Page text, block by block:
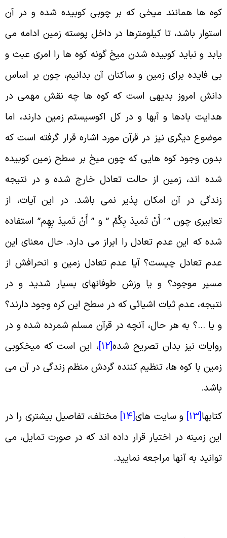
ها همانند میخی که بر چوبی کوبیده شده و در آن
باشد، تا کیلومترها در داخل پوسته زمین ادامه می
و نباید کوبیده شدن میخ گونه کوه ها را امری عبث و
فایده برای زمین و ساکنان آن بدانیم، چون بر اساس
امروز بدیهی است که کوه ها چه نقش مهمی در
بادها و آبها و در کل اکوسیستم زمین دارند، اما
دیگری نیز در قرآن مورد اشاره قرار گرفته است که
وجود کوه هایی که چون میخ بر سطح زمین کوبیده
اند، زمین از حالت تعادل خارج شده و در نتیجه
در آن امکان پذیر نمی باشد. در این آیات، از
چون” َ أَنْ تَمیدَ بِکُمْ ” و ” أَنْ تَمیدَ بِهِم‏” استفاده
که این عدم تعادل را ابراز می دارد. حال معنای این
تعادل چیست؟ آیا عدم تعادل زمین و انحرافش از
موجود؟ و یا وزش طوفانهای بسیار شدید و در
عدم ثبات اشیائی که در سطح این کره وجود دارند؟
یا …؟ به هر حال، آنچه در قرآن مسلم شمرده شده و در
نیز بدان تصریح شده[12]
، این است که میخکوبی
با کوه ها، تنظیم کننده گردش منظم زندگی در آن می
.
[13] و سایت های[14]
مختلف، تفاصیل بیشتری را در
زمینه در اختیار قرار داده اند که در صورت تمایل، می
به آنها مراجعه نمایید.